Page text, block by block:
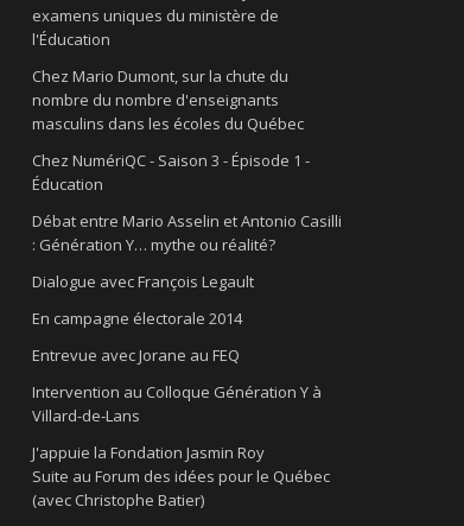
examens uniques du ministère de
l'Éducation
Chez Mario Dumont, sur la chute du
nombre du nombre d'enseignants
masculins dans les écoles du Québec
Chez NumériQC - Saison 3 - Épisode 1 -
Éducation
Débat entre Mario Asselin et Antonio Casilli
: Génération Y… mythe ou réalité?
Dialogue avec François Legault
En campagne électorale 2014
Entrevue avec Jorane au FEQ
Intervention au Colloque Génération Y à
Villard-de-Lans
J'appuie la Fondation Jasmin Roy
Suite au Forum des idées pour le Québec
(avec Christophe Batier)